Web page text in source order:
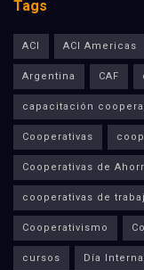
Tags
ACI ACI Americas
Argentina CAF
capacitación
Cooperativas
Cooperativas de
cooperativas de
Cooperativismo
cursos Día